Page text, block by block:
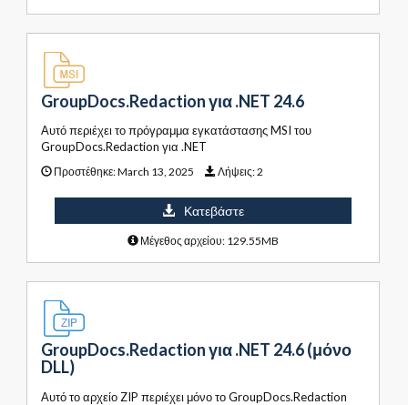
GroupDocs.Redaction για .NET 24.6
Αυτό περιέχει το πρόγραμμα εγκατάστασης MSI του
GroupDocs.Redaction για .NET
Προστέθηκε:March 13, 2025 Λήψεις:2
Κατεβάστε
Μέγεθος αρχείου: 129.55MB
GroupDocs.Redaction για .NET 24.6 (μόνο
DLL)
Αυτό το αρχείο ZIP περιέχει μόνο το GroupDocs.Redaction